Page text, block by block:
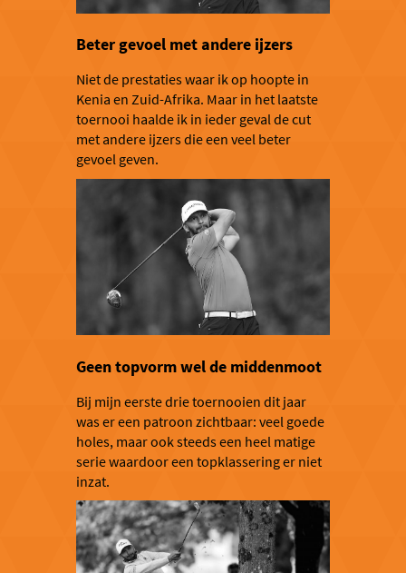
Beter gevoel met andere ijzers
Niet de prestaties waar ik op hoopte in
Kenia en Zuid-Afrika. Maar in het laatste
toernooi haalde ik in ieder geval de cut
met andere ijzers die een veel beter
gevoel geven.
Geen topvorm wel de middenmoot
Bij mijn eerste drie toernooien dit jaar
was er een patroon zichtbaar: veel goede
holes, maar ook steeds een heel matige
serie waardoor een topklassering er niet
inzat.